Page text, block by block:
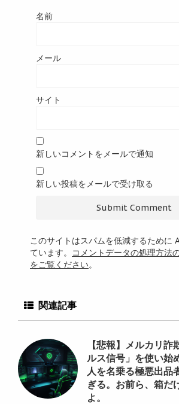
名前
メール
サイト
新しいコメントをメールで通知
新しい投稿をメールで受け取る
このサイトはスパムを低減するために
ています。
コメントデータの処理方法
をご覧ください。
関連記事
【悲報】メルカリ
ルス信号」を使い始
人を名乗る極悪出品
ぎる。お前ら、箱だ
よ。